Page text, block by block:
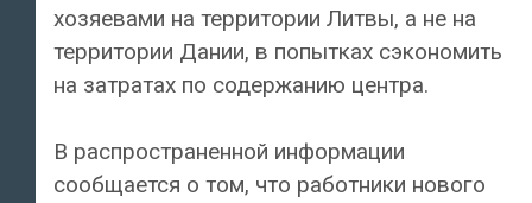
хозяевами на территории Литвы, а не на
территории Дании, в попытках сэкономить
на затратах по содержанию центра.
В распространенной информации
сообщается о том, что работники нового